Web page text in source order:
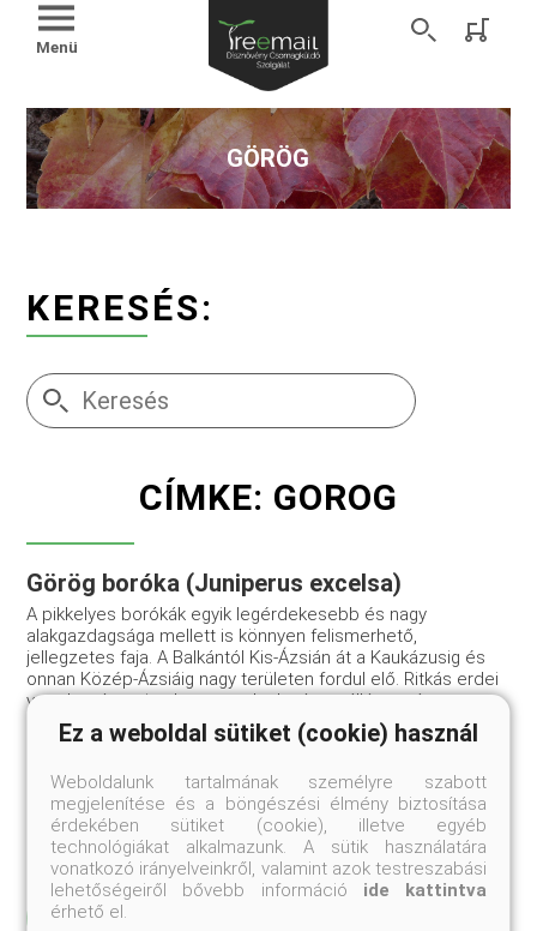
Menü
GÖRÖG
KERESÉS:
CÍMKE: GOROG
Görög boróka (Juniperus excelsa)
A pikkelyes borókák egyik legérdekesebb és nagy
alakgazdagsága mellett is könnyen felismerhető,
jellegzetes faja. A Balkántól Kis-Ázsián át a Kaukázusig és
onnan Közép-Ázsiáig nagy területen fordul elő. Ritkás erdei
vagy bozótosai sokszor csak elszórtan álló magányos,
széllel és szárazsággal dacoló példányai mindig
napfényben gazdag élőhelyet jeleznek. A dél felé utazók
Sztruma-folyó völgyeiben tűnnek fel a görög borókák, ahol a
mérsékelt övi lombos erdők már fellazultak, de a
mediterrán örökzöld flóra a hideg, száraz tél miatt még
csak nyomokban jelenik meg.
Elolvasom
Ez a weboldal sütiket (cookie) használ
Weboldalunk tartalmának személyre szabott
megjelenítése és a böngészési élmény biztosítása
érdekében sütiket (cookie), illetve egyéb
technológiákat alkalmazunk. A sütik használatára
vonatkozó irányelveinkről, valamint azok testreszabási
lehetőségeiről bővebb információ ide kattintva
érhető el.